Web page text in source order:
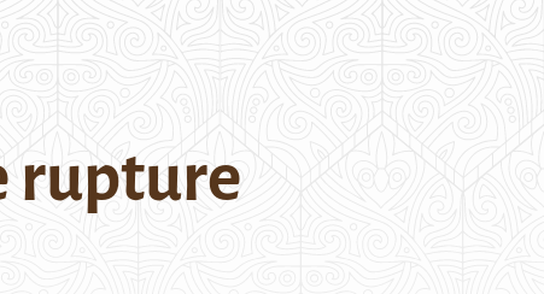
rupture